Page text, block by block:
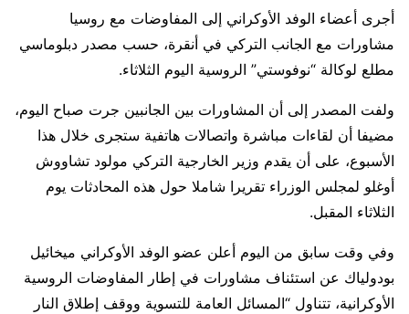
أجرى أعضاء الوفد الأوكراني إلى المفاوضات مع روسيا
مشاورات مع الجانب التركي في أنقرة، حسب مصدر دبلوماسي
مطلع لوكالة “نوفوستي” الروسية اليوم الثلاثاء.
ولفت المصدر إلى أن المشاورات بين الجانبين جرت صباح اليوم،
مضيفا أن لقاءات مباشرة واتصالات هاتفية ستجرى خلال هذا
الأسبوع، على أن يقدم وزير الخارجية التركي مولود تشاووش
أوغلو لمجلس الوزراء تقريرا شاملا حول هذه المحادثات يوم
الثلاثاء المقبل.
وفي وقت سابق من اليوم أعلن عضو الوفد الأوكراني ميخائيل
بودولياك عن استئناف مشاورات في إطار المفاوضات الروسية
الأوكرانية، تتناول “المسائل العامة للتسوية ووقف إطلاق النار